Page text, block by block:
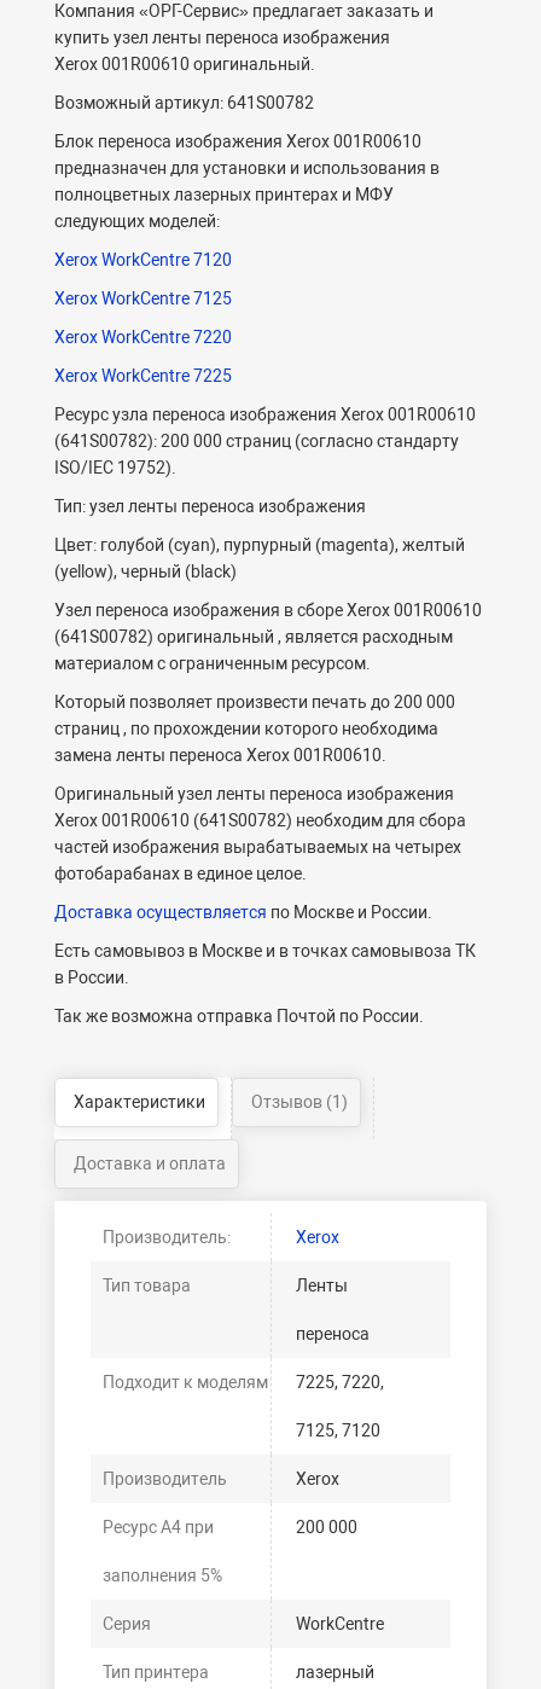
Компания «ОРГ-Сервис» предлагает заказать и
купить узел ленты переноса изображения
Xerox 001R00610 оригинальный.
Возможный артикул: 641S00782
Блок переноса изображения Xerox 001R00610
предназначен для установки и использования в
полноцветных лазерных принтерах и МФУ
следующих моделей:
Xerox WorkCentre 7120
Xerox WorkCentre 7125
Xerox WorkCentre 7220
Xerox WorkCentre 7225
Ресурс узла переноса изображения Xerox 001R00610
(641S00782): 200 000 страниц (согласно стандарту
ISO/IEC 19752).
Тип: узел ленты переноса изображения
Цвет: голубой (cyan), пурпурный (magenta), желтый
(yellow), черный (black)
Узел переноса изображения в сборе Xerox 001R00610
(641S00782) оригинальный , является расходным
материалом с ограниченным ресурсом.
Который позволяет произвести печать до 200 000
страниц , по прохождении которого необходима
замена ленты переноса Xerox 001R00610.
Оригинальный узел ленты переноса изображения
Xerox 001R00610 (641S00782) необходим для сбора
частей изображения вырабатываемых на четырех
фотобарабанах в единое целое.
Доставка осуществляется по Москве и России.
Есть самовывоз в Москве и в точках самовывоза ТК
в России.
Так же возможна отправка Почтой по России.
Характеристики Отзывов (1)
Доставка и оплата
Производитель: Xerox
Тип товара Ленты
переноса
Подходит к моделям 7225, 7220,
7125, 7120
Производитель Xerox
Ресурс А4 при
заполнения 5%
200 000
Серия WorkCentre
Тип принтера лазерный